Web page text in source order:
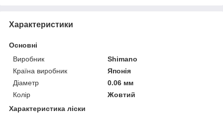
Характеристики
Основні
Виробник
Shimano
Країна виробник
Японія
Діаметр
0.06 мм
Колір
Жовтий
Характеристика ліски